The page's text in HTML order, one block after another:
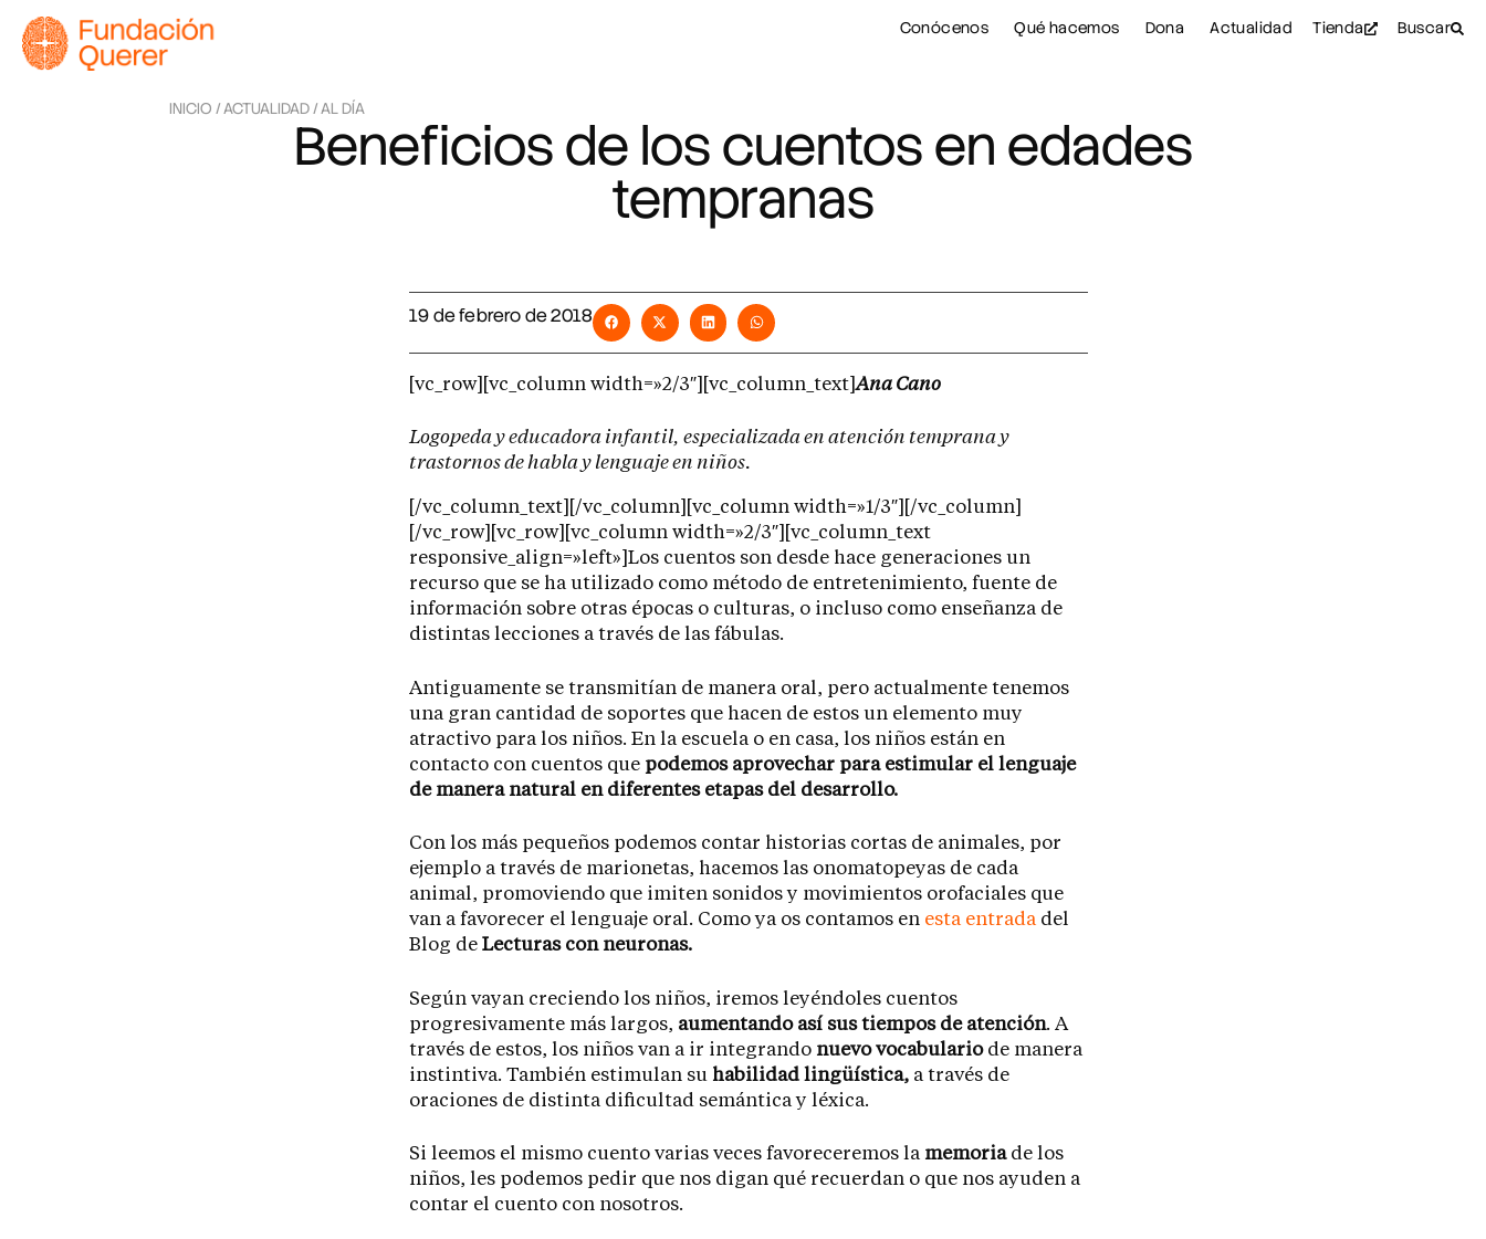
Conócenos Qué hacemos Dona Actualidad Tienda Buscar
INICIO /ACTUALIDAD /AL DÍA
Beneficios de los cuentos en edades
tempranas
19 de febrero de 2018
[vc_row][vc_column width=»2/3″][vc_column_text]Ana Cano
Logopeda y educadora infantil, especializada en atención temprana y
trastornos de habla y lenguaje en niños.
[/vc_column_text][/vc_column][vc_column width=»1/3″][/vc_column]
[/vc_row][vc_row][vc_column width=»2/3″][vc_column_text
responsive_align=»left»]Los cuentos son desde hace generaciones un
recurso que se ha utilizado como método de entretenimiento, fuente de
información sobre otras épocas o culturas, o incluso como enseñanza de
distintas lecciones a través de las fábulas.
Antiguamente se transmitían de manera oral, pero actualmente tenemos
una gran cantidad de soportes que hacen de estos un elemento muy
atractivo para los niños. En la escuela o en casa, los niños están en
contacto con cuentos que podemos aprovechar para estimular el lenguaje
de manera natural en diferentes etapas del desarrollo.
Con los más pequeños podemos contar historias cortas de animales, por
ejemplo a través de marionetas, hacemos las onomatopeyas de cada
animal, promoviendo que imiten sonidos y movimientos orofaciales que
van a favorecer el lenguaje oral. Como ya os contamos en esta entrada del
Blog de Lecturas con neuronas.
Según vayan creciendo los niños, iremos leyéndoles cuentos
progresivamente más largos, aumentando así sus tiempos de atención. A
través de estos, los niños van a ir integrando nuevo vocabulariode manera
instintiva. También estimulan su habilidad lingüística, a través de
oraciones de distinta dificultad semántica y léxica.
Si leemos el mismo cuento varias veces favoreceremos la memoriade los
niños, les podemos pedir que nos digan qué recuerdan o que nos ayuden a
contar el cuento con nosotros.